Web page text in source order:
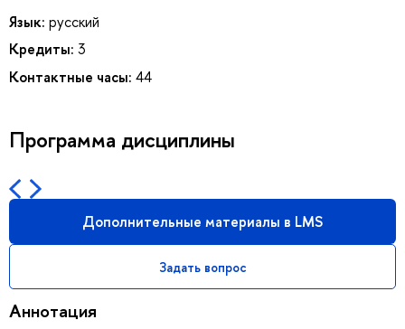
Язык: русский
Кредиты: 3
Контактные часы: 44
Программа дисциплины
Дополнительные материалы в LMS
Задать вопрос
Аннотация